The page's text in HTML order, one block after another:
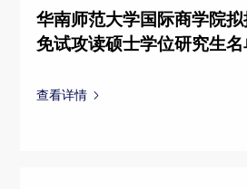
华南师范大学国际商学院
免试攻读硕士学位研究生
查看详情